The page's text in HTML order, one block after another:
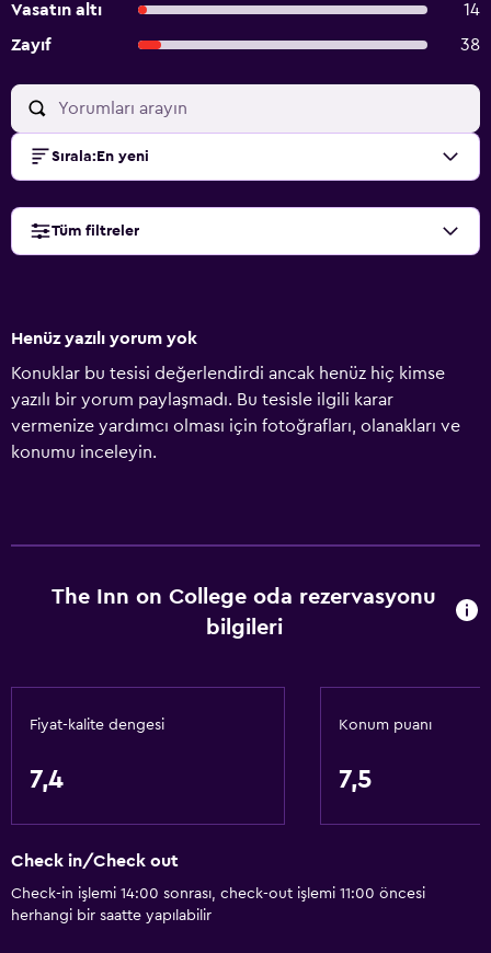
Vasatın altı
14
Zayıf
38
Sırala: En yeni
Tüm filtreler
Henüz yazılı yorum yok
Konuklar bu tesisi değerlendirdi ancak henüz hiç kimse
yazılı bir yorum paylaşmadı. Bu tesisle ilgili karar
vermenize yardımcı olması için fotoğrafları, olanakları ve
konumu inceleyin.
The Inn on College oda rezervasyonu
bilgileri
Fiyat-kalite dengesi
7,4
Konum puanı
7,5
Check in/Check out
Check-in işlemi 14:00 sonrası, check-out işlemi 11:00 öncesi
herhangi bir saatte yapılabilir